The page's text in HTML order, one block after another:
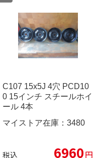
C107 15x5J 4穴 PCD10
0 15インチ スチールホイ
ール 4本
マイストア在庫： 3480
税込 6960円